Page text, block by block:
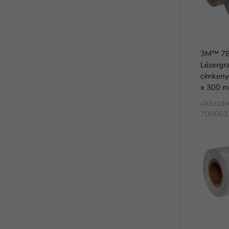
3M™
x 300 m